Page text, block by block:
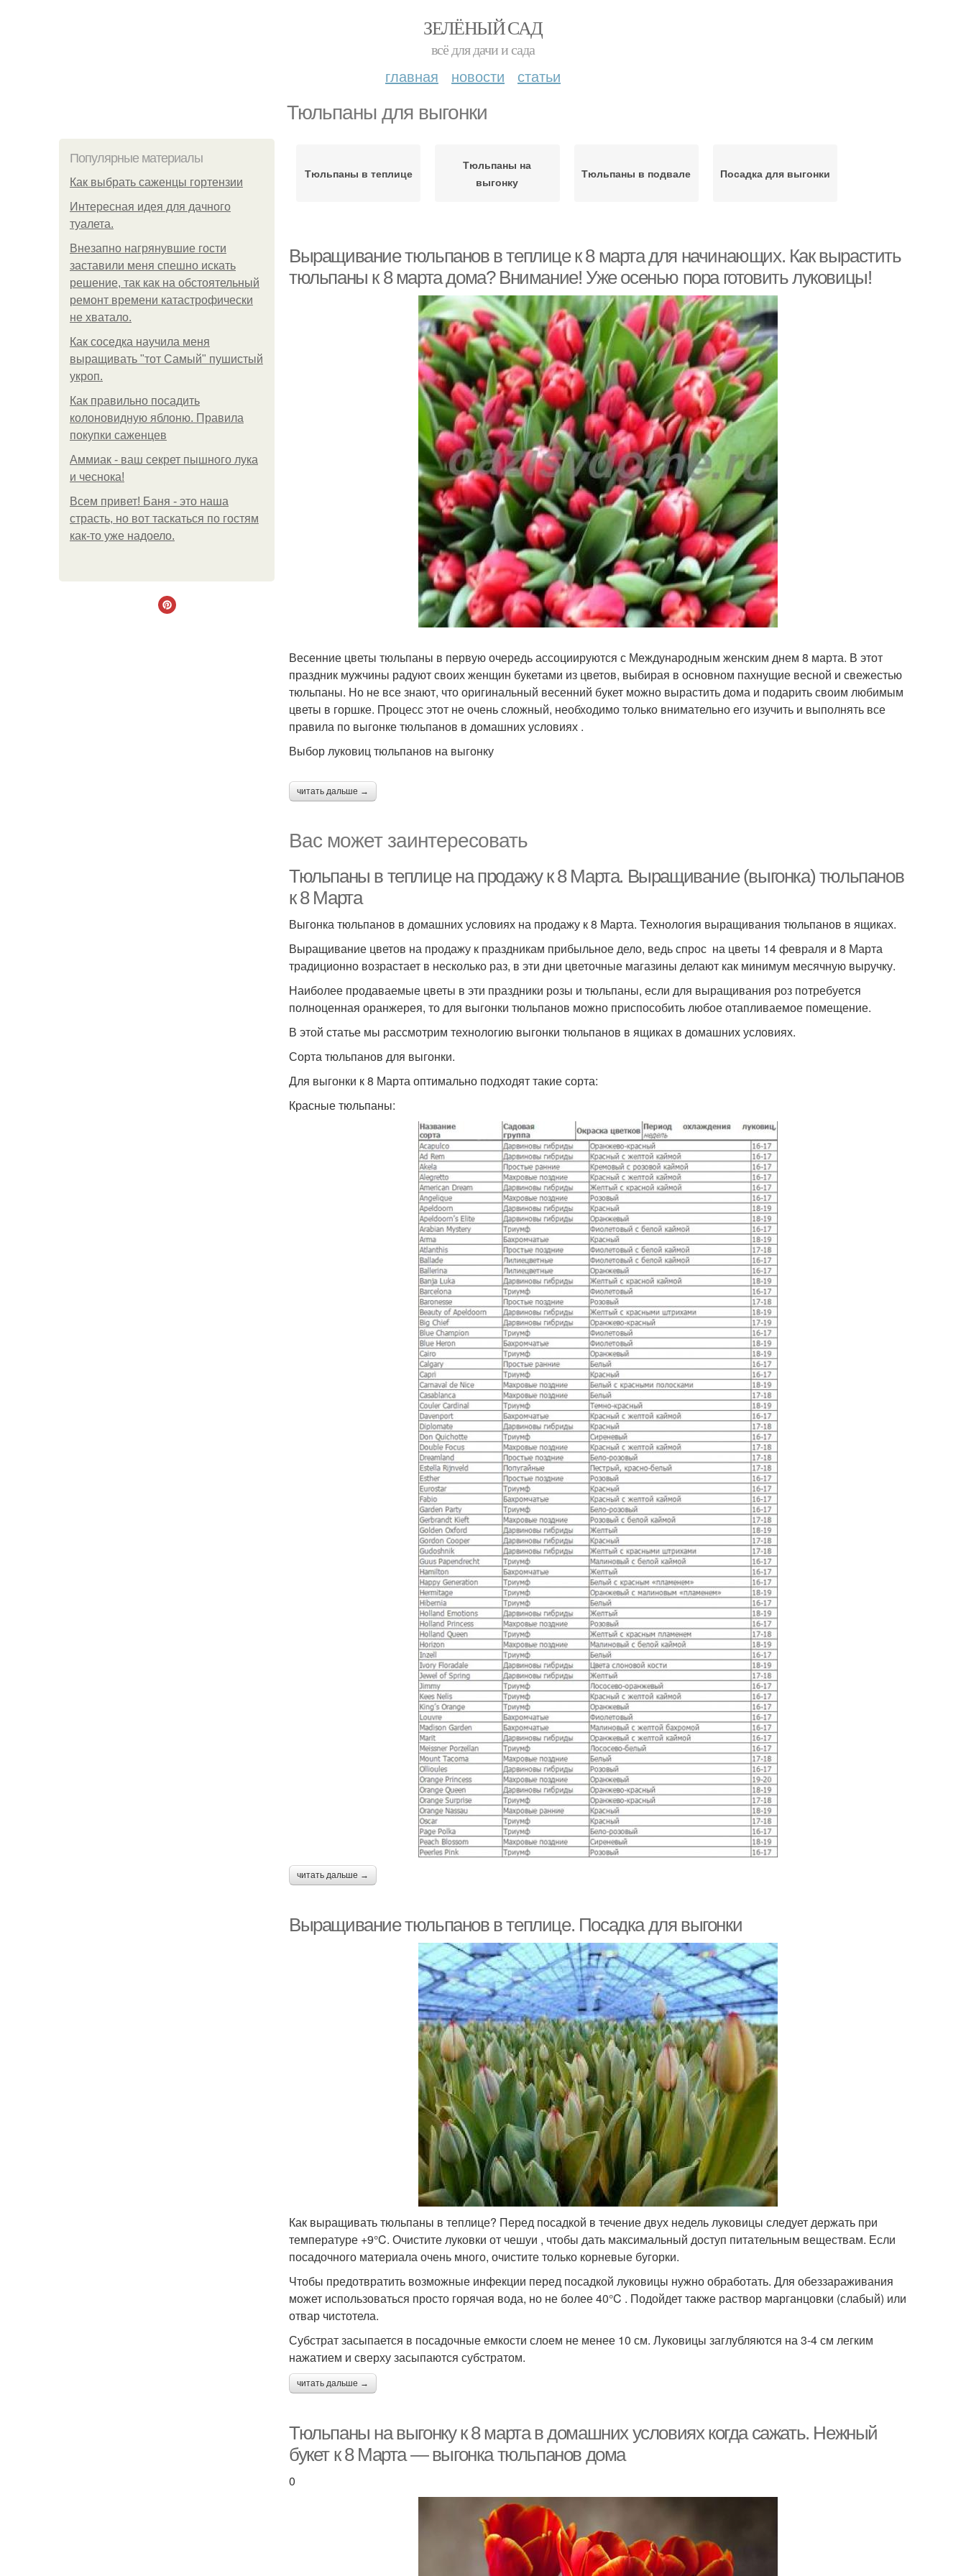
ЗЕЛЁНЫЙ САД
всё для дачи и сада
главная новости статьи
Тюльпаны для выгонки
Популярные материалы
Как выбрать саженцы гортензии
Интересная идея для дачного
туалета.
Внезапно нагрянувшие гости
заставили меня спешно искать
решение, так как на обстоятельный
ремонт времени катастрофически
не хватало.
Как соседка научила меня
выращивать "тот Самый" пушистый
укроп.
Как правильно посадить
колоновидную яблоню. Правила
покупки саженцев
Аммиак - ваш секрет пышного лука
и чеснока!
Всем привет! Баня - это наша
страсть, но вот таскаться по гостям
как-то уже надоело.
Тюльпаны в теплице
Тюльпаны на
выгонку
Тюльпаны в подвале Посадка для выгонки
Выращивание тюльпанов в теплице к 8 марта для начинающих. Как вырастить
тюльпаны к 8 марта дома? Внимание! Уже осенью пора готовить луковицы!
Весенние цветы тюльпаны в первую очередь ассоциируются с Международным женским днем 8 марта. В этот
праздник мужчины радуют своих женщин букетами из цветов, выбирая в основном пахнущие весной и свежестью
тюльпаны. Но не все знают, что оригинальный весенний букет можно вырастить дома и подарить своим любимым
цветы в горшке. Процесс этот не очень сложный, необходимо только внимательно его изучить и выполнять все
правила по выгонке тюльпанов в домашних условиях .
Выбор луковиц тюльпанов на выгонку
читать дальше →
Вас может заинтересовать
Тюльпаны в теплице на продажу к 8 Марта. Выращивание (выгонка) тюльпанов
к 8 Марта
Выгонка тюльпанов в домашних условиях на продажу к 8 Марта. Технология выращивания тюльпанов в ящиках.
Выращивание цветов на продажу к праздникам прибыльное дело, ведь спрос на цветы 14 февраля и 8 Марта
традиционно возрастает в несколько раз, в эти дни цветочные магазины делают как минимум месячную выручку.
Наиболее продаваемые цветы в эти праздники розы и тюльпаны, если для выращивания роз потребуется
полноценная оранжерея, то для выгонки тюльпанов можно приспособить любое отапливаемое помещение.
В этой статье мы рассмотрим технологию выгонки тюльпанов в ящиках в домашних условиях.
Сорта тюльпанов для выгонки.
Для выгонки к 8 Марта оптимально подходят такие сорта:
Красные тюльпаны:
читать дальше →
Выращивание тюльпанов в теплице. Посадка для выгонки
Как выращивать тюльпаны в теплице? Перед посадкой в течение двух недель луковицы следует держать при
температуре +9°C. Очистите луковки от чешуи , чтобы дать максимальный доступ питательным веществам. Если
посадочного материала очень много, очистите только корневые бугорки.
Чтобы предотвратить возможные инфекции перед посадкой луковицы нужно обработать. Для обеззараживания
может использоваться просто горячая вода, но не более 40°C . Подойдет также раствор марганцовки (слабый) или
отвар чистотела.
Субстрат засыпается в посадочные емкости слоем не менее 10 см. Луковицы заглубляются на 3-4 см легким
нажатием и сверху засыпаются субстратом.
читать дальше →
Тюльпаны на выгонку к 8 марта в домашних условиях когда сажать. Нежный
букет к 8 Марта — выгонка тюльпанов дома
0